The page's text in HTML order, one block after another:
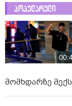
პოპულარული
მომხდარზე